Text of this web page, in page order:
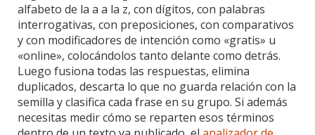
alfabeto de la a a la z, con dígitos, con palabras
interrogativas, con preposiciones, con comparativos
y con modificadores de intención como «gratis» u
«online», colocándolos tanto delante como detrás.
Luego fusiona todas las respuestas, elimina
duplicados, descarta lo que no guarda relación con la
semilla y clasifica cada frase en su grupo. Si además
necesitas medir cómo se reparten esos términos